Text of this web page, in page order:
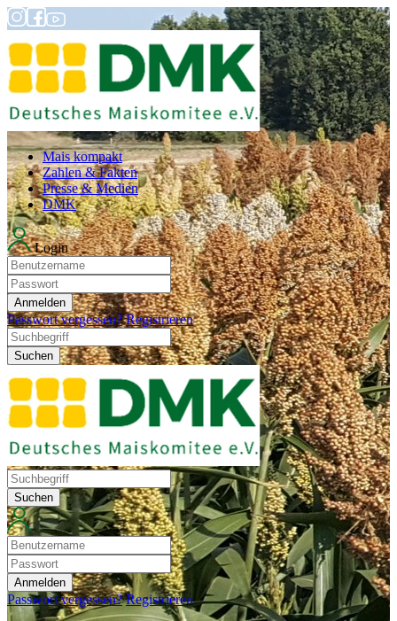
Mais kompakt
Zahlen & Fakten
Presse & Medien
DMK
Login
Anmelden
Passwort vergessen? Registrieren
Suchen
Suchen
Anmelden
Passwort vergessen? Registrieren